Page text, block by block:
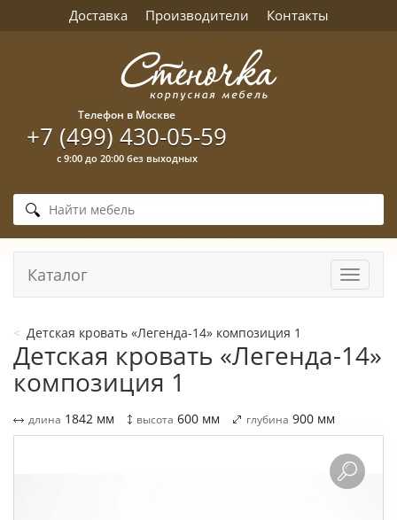
Доставка Производители Контакты
Телефон в Москве
+7 (499) 430-05-59
с 9:00 до 20:00 без выходных
Каталог
Детская кровать «Легенда-14» композиция 1
Детская кровать «Легенда-14»
композиция 1
длина 1842 мм высота 600 мм глубина 900 мм